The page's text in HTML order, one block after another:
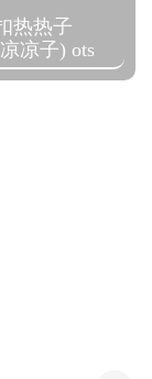
热热子
凉子) ots